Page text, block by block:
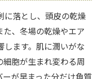
に落とし、頭皮の乾燥
、冬場の乾燥やエア
します。肌に潤いがな
細胞が生まれ変わる周
が早まった分だけ角質